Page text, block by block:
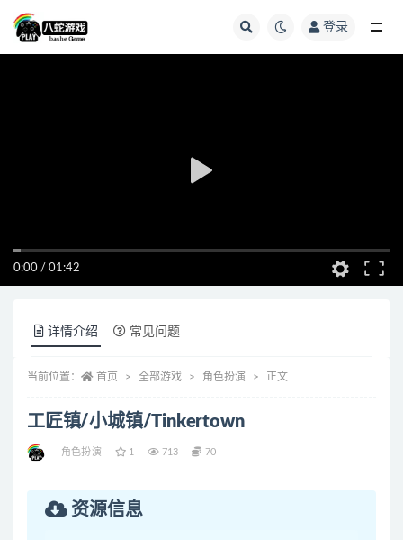
登录
0:00 / 01:42
详情介绍 常见问题
当前位置： 首页 全部游戏 角色扮演 正文
工匠镇/小城镇/Tinkertown
角色扮演 1 713 70
资源信息